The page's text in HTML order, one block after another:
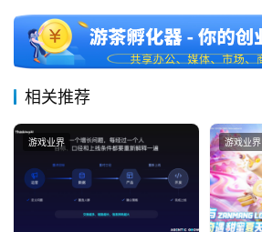
游
茶
会
上
相关推荐
游戏业界 游戏业界